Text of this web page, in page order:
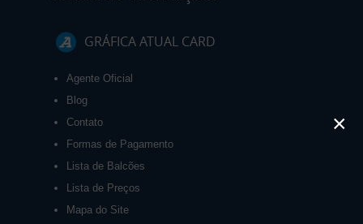
GRÁFICA ATUAL CARD
Agente Oficial
Blog
Contato
Formas de Pagamento
Lista de Balcões
Lista de Preços
Mapa do Site
×